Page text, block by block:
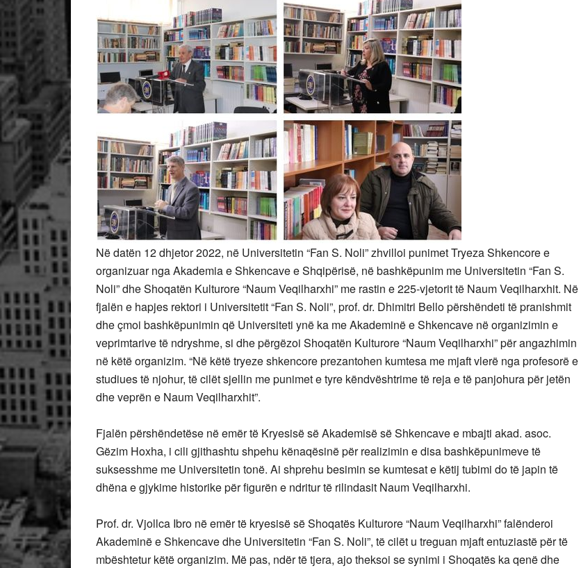
Në datën 12 dhjetor 2022, në Universitetin “Fan S. Noli” zhvilloi punimet Tryeza Shkencore e
organizuar nga Akademia e Shkencave e Shqipërisë, në bashkëpunim me Universitetin “Fan S.
Noli” dhe Shoqatën Kulturore “Naum Veqilharxhi” me rastin e 225-vjetorit të Naum Veqilharxhit. Në
fjalën e hapjes rektori i Universitetit “Fan S. Noli”, prof. dr. Dhimitri Bello përshëndeti të pranishmit
dhe çmoi bashkëpunimin që Universiteti ynë ka me Akademinë e Shkencave në organizimin e
veprimtarive të ndryshme, si dhe përgëzoi Shoqatën Kulturore “Naum Veqilharxhi” për angazhimin
në këtë organizim. “Në këtë tryeze shkencore prezantohen kumtesa me mjaft vlerë nga profesorë e
studiues të njohur, të cilët sjellin me punimet e tyre këndvështrime të reja e të panjohura për jetën
dhe veprën e Naum Veqilharxhit”.
Fjalën përshëndetëse në emër të Kryesisë së Akademisë së Shkencave e mbajti akad. asoc.
Gëzim Hoxha, i cili gjithashtu shpehu kënaqësinë për realizimin e disa bashkëpunimeve të
suksesshme me Universitetin tonë. Ai shprehu besimin se kumtesat e këtij tubimi do të japin të
dhëna e gjykime historike për figurën e ndritur të rilindasit Naum Veqilharxhi.
Prof. dr. Vjollca Ibro në emër të kryesisë së Shoqatës Kulturore “Naum Veqilharxhi” falënderoi
Akademinë e Shkencave dhe Universitetin “Fan S. Noli”, të cilët u treguan mjaft entuziastë për të
mbështetur këtë organizim. Më pas, ndër të tjera, ajo theksoi se synimi i Shoqatës ka qenë dhe